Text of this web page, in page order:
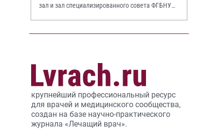
зал и зал специализированного совета ФГБНУ
крупнейший профессиональный ресурс
для врачей и медицинского сообщества,
создан на базе научно-практического
журнала «Лечащий врач».